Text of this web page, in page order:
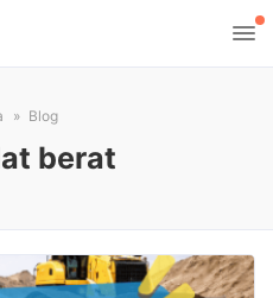
Blog
berat